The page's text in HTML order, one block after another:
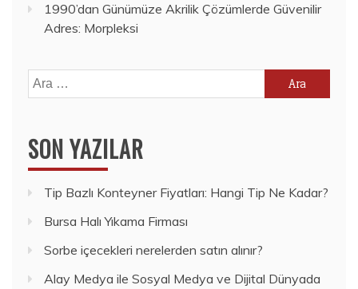
1990’dan Günümüze Akrilik Çözümlerde Güvenilir
Adres: Morpleksi
Arama:
SON YAZILAR
Tip Bazlı Konteyner Fiyatları: Hangi Tip Ne Kadar?
Bursa Halı Yıkama Firması
Sorbe içecekleri nerelerden satın alınır?
Alay Medya ile Sosyal Medya ve Dijital Dünyada